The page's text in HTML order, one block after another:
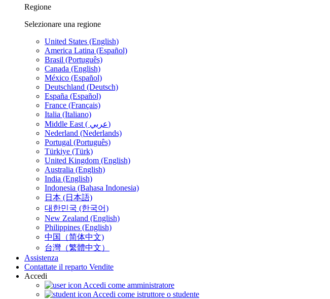
Regione
Selezionare una regione
United States (English)
America Latina (Español)
Brasil (Português)
Canada (English)
México (Español)
Deutschland (Deutsch)
España (Español)
France (Français)
Italia (Italiano)
Middle East ( عربي)
Nederland (Nederlands)
Portugal (Português)
Türkiye (Türk)
United Kingdom (English)
Australia (English)
India (English)
Indonesia (Bahasa Indonesia)
日本 (日本語)
대한민국 (한국어)
New Zealand (English)
Philippines (English)
中国（简体中文)
台灣（繁體中文）
Assistenza
Contattate il reparto Vendite
Accedi
Accedi come amministratore
Accedi come istruttore o studente